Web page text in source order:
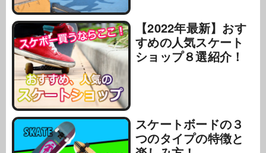
【2022年最新】おす
すめの人気スケート
ショップ８選紹介！
スケートボードの３
つのタイプの特徴と